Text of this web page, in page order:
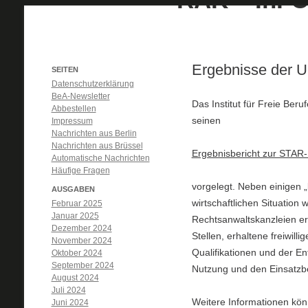
Ergebnisse der
Das Institut für Freie
seinen
Ergebnisbericht zur
vorgelegt. Neben einigen
wirtschaftlichen Situation
Rechtsanwaltskanzleien
Stellen, erhaltene
Qualifikationen und der
Nutzung und den
Weitere Informationen
SEITEN
Datenschutzerklärung
BeA-Newsletter
Abbestellen
Impressum
Nachrichten aus Berlin
Nachrichten aus Brüssel
Automatische Nachrichten
Häufige Fragen
AUSGABEN
Februar 2025
Januar 2025
Dezember 2024
November 2024
Oktober 2024
September 2024
August 2024
Juli 2024
Juni 2024